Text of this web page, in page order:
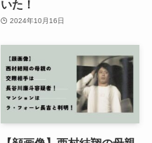
いた！
2024年10月16日